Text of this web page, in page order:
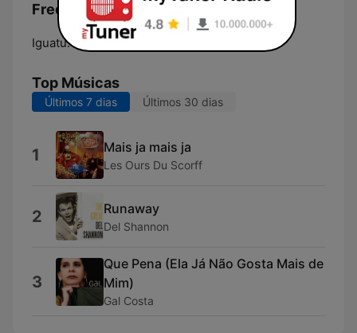
Frequências Radio Iguatu FM:
Iguatu: Online
Top Músicas
Últimos 7 dias Últimos 30 dias
1 Mais ja mais ja
Les Ours Du Scorff
2 Runaway
Del Shannon
3
Que Pena (Ela Já Não Gosta Mais de
Mim)
Gal Costa